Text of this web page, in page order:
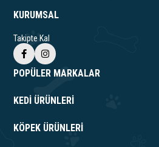
KURUMSAL
Takipte Kal
POPÜLER MARKALAR
KEDİ ÜRÜNLERİ
KÖPEK ÜRÜNLERİ